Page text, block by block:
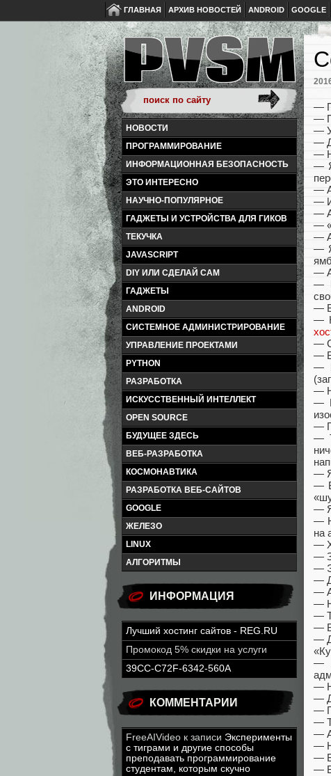
ГЛАВНАЯ АРХИВ НОВОСТЕЙ ANDROID GOOGLE
НОВОСТИ
ПРОГРАММИРОВАНИЕ
ИНФОРМАЦИОННАЯ БЕЗОПАСНОСТЬ
ЭТО ИНТЕРЕСНО
НАУЧНО-ПОПУЛЯРНОЕ
ГАДЖЕТЫ И УСТРОЙСТВА ДЛЯ ГИКОВ
ТЕКУЧКА
JAVASCRIPT
DIY ИЛИ СДЕЛАЙ САМ
ГАДЖЕТЫ
ANDROID
СИСТЕМНОЕ АДМИНИСТРИРОВАНИЕ
УПРАВЛЕНИЕ ПРОЕКТАМИ
PYTHON
РАЗРАБОТКА
ИСКУССТВЕННЫЙ ИНТЕЛЛЕКТ
OPEN SOURCE
БУДУЩЕЕ ЗДЕСЬ
ВЕБ-РАЗРАБОТКА
КОСМОНАВТИКА
РАЗРАБОТКА ВЕБ-САЙТОВ
GOOGLE
ЖЕЛЕЗО
LINUX
АЛГОРИТМЫ
ИНФОРМАЦИЯ
Лучший хостинг сайтов - REG.RU
Промокод 5% скидки на услуги
39CC-C72F-6342-560A
КОММЕНТАРИИ
FreeAIVideo к записи Эксперименты
с тиграми и другие способы
преподавать программирование
студентам, которым скучно
—
—
— У
—
—
— Я
—
—
— А
—
— А
— Я
—
—
—
—
— С
— В
—
—
—
—
—
—
—
—
—
на
—
—
—
—
— А
—
—
—
—
—
—
—
—
—
—
—
—
—